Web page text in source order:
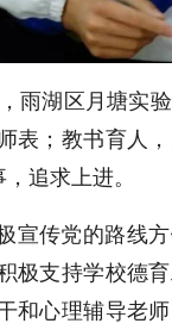
雨湖区月塘实
表；教书育人
追求上进。
宣传党的路线
极支持学校德
心理辅导老